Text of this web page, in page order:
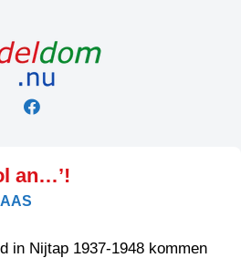
an…’!
in Nijtap 1937-1948 kommen